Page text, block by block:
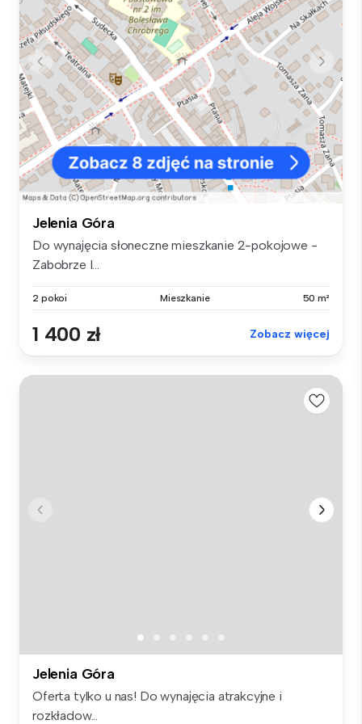
Jelenia Góra
Do wynajęcia słoneczne mieszkanie 2-pokojowe -
Zabobrze I...
2 pokoi Mieszkanie 50 m²
1 400 zł Zobacz więcej
Jelenia Góra
Oferta tylko u nas! Do wynajęcia atrakcyjne i
rozkładow...